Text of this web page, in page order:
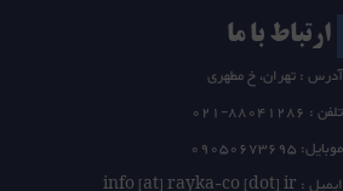
ارتباط با ما
آدرس : تهران، خ مطهری
تلفن : 21-88041286
0
موبایل: 09050673695
ایمیل : info [at] rayka-co [dot] ir